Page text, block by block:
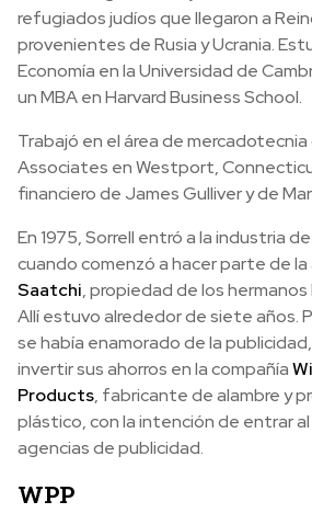
refugiados judíos que llegaron a
provenientes de Rusia y Ucrania.
Economía en la Universidad de
un MBA en Harvard Business School.
Trabajó en el área de
Associates en Westport,
financiero de James Gulliver y de
En 1975, Sorrell entró a la industria
cuando comenzó a hacer parte de la
Saatchi, propiedad de los hermanos
Allí estuvo alrededor de siete años.
se había enamorado de la
invertir sus ahorros en la compañía
Products, fabricante de alambre y
plástico, con la intención de entrar
agencias de publicidad.
WPP